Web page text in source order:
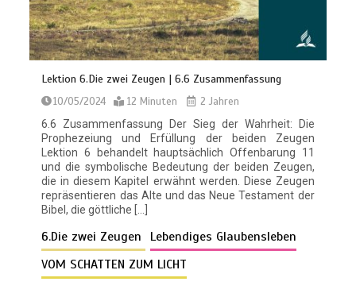
Lektion 6.Die zwei Zeugen | 6.6 Zusammenfassung
10/05/2024 12 Minuten
2 Jahren
6.6 Zusammenfassung Der Sieg der Wahrheit: Die
Prophezeiung und Erfüllung der beiden Zeugen
Lektion 6 behandelt hauptsächlich Offenbarung 11
und die symbolische Bedeutung der beiden Zeugen,
die in diesem Kapitel erwähnt werden. Diese Zeugen
repräsentieren das Alte und das Neue Testament der
Bibel, die göttliche […]
6.Die zwei Zeugen
Lebendiges Glaubensleben
VOM SCHATTEN ZUM LICHT